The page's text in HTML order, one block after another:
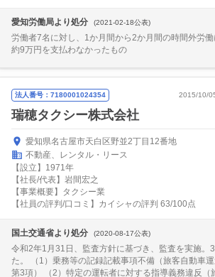
愛知労働局より処分 (2021-02-18公表)
労働者7名に対し、1か月間から2か月間の時間外労
約9万円を支払わなかったもの
法人番号：7180001024354 2015/10/
瑞穂タクシー株式会社
愛知県名古屋市天白区野並2丁目12番地
不動産、レンタル・リース
【設立】1971年
【社長/代表】岩間宏之
【事業概要】タクシー業
【社員の評判/口コミ】カイシャの評判 63/100点
国土交通省より処分 (2020-08-17公表)
令和2年1月31日、監査方針に基づき、監査を実施。
た。 （1）乗務等の記録記載事項不備（旅客自動車
第3項） （2）特定の運転者に対する指導義務違反（